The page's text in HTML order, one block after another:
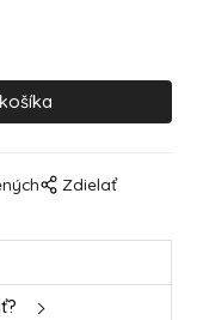
Zdielať